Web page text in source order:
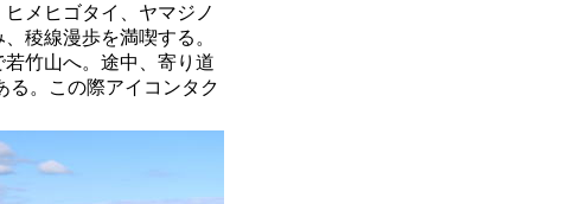
メヒゴタイ、ヤマジノ
稜線漫歩を満喫する。
竹山へ。途中、寄り道
る。この際アイコンタク